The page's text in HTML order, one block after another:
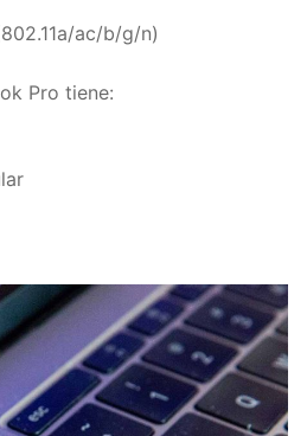
ac/b/g/n)
Pro tiene: